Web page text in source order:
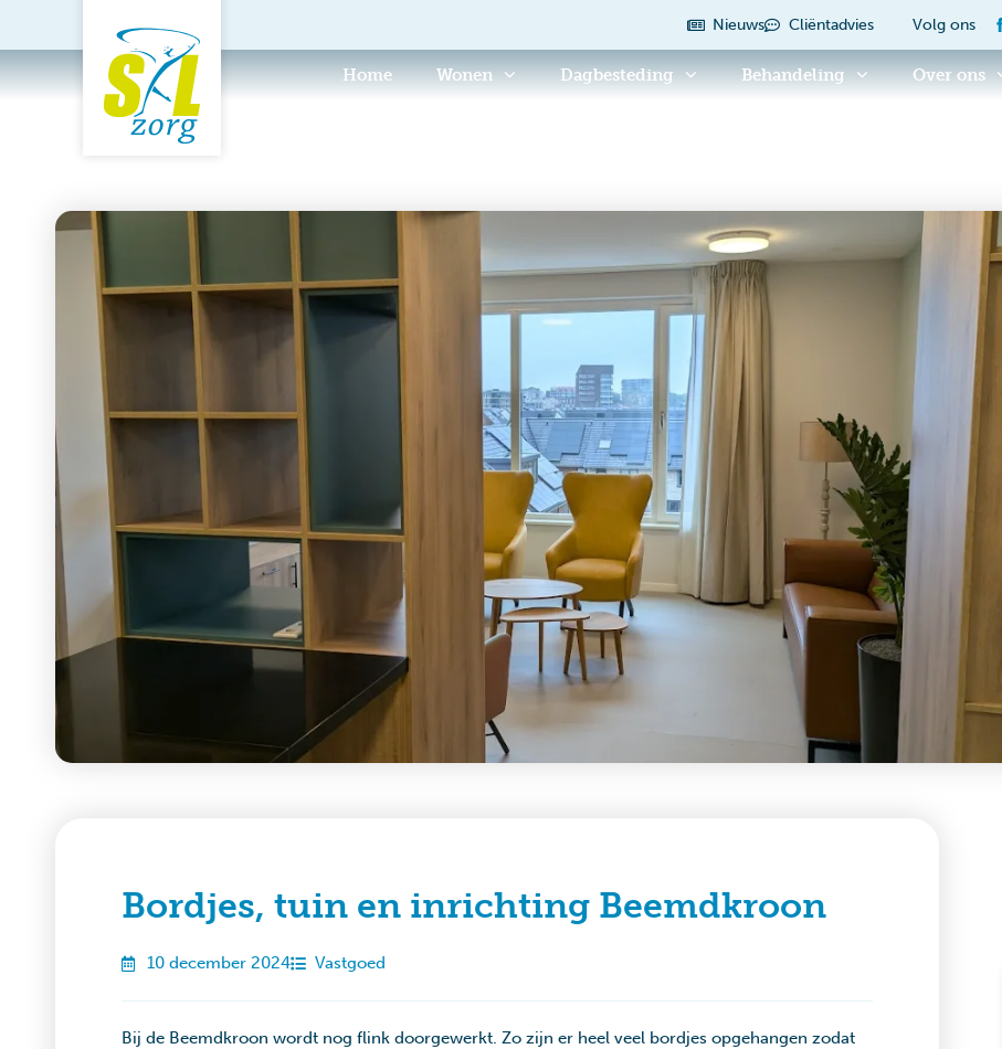
Nieuws Cliëntadvies Volg ons
Home Wonen Dagbesteding Behandeling Over ons
Bordjes, tuin en inrichting Beemdkroon
10 december 2024 Vastgoed
Bij de Beemdkroon wordt nog flink doorgewerkt. Zo zijn er heel veel bordjes opgehangen zodat